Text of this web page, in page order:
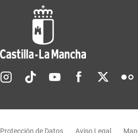
Redes sociales JCCM
Protección de Datos Aviso Legal